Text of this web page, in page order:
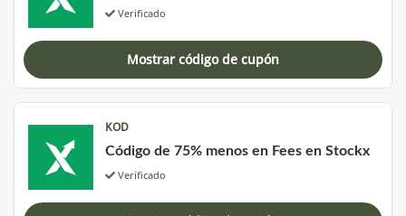
Verificado
Mostrar código de cupón
KOD
Código de 75% menos en Fees en Stockx
Verificado